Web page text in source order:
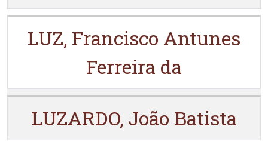
LUZ, Francisco Antunes
Ferreira da
LUZARDO, João Batista